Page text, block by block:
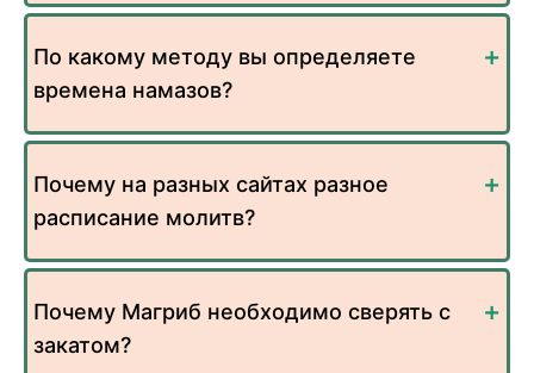
По какому методу вы определяете
времена намазов?
Почему на разных сайтах разное
расписание молитв?
Почему Магриб необходимо сверять с
закатом?